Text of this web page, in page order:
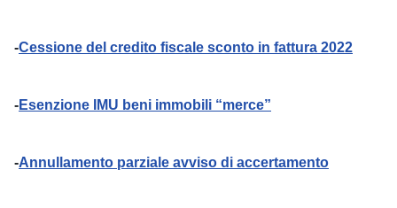
-Cessione del credito fiscale sconto in fattura 2022
-Esenzione IMU beni immobili “merce”
-Annullamento parziale avviso di accertamento